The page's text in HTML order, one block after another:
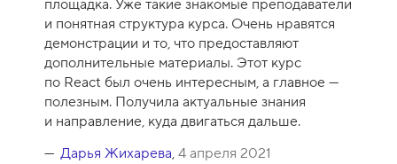
а
к
у
р
с
а
-
1
площадка. Уже такие знакомые преподаватели
и понятная структура курса. Очень нравятся
демонстрации и то, что предоставляют
дополнительные материалы. Этот курс
по React был очень интересным, а главное —
полезным. Получила актуальные знания
и направление, куда двигаться дальше.
Дарья Жихарева, 4 апреля 2021